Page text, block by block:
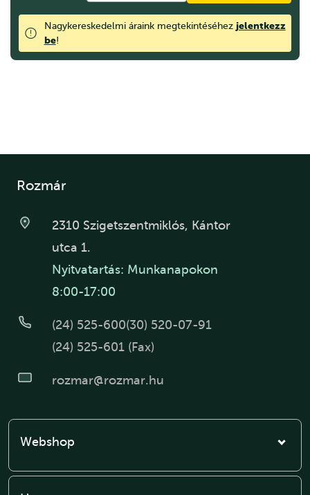
Nagykereskedelmi áraink megtekintéséhez jelentkezz
be!
Rozmár
2310 Szigetszentmiklós, Kántor
utca 1.
Nyitvatartás: Munkanapokon
8:00-17:00
(24) 525-600(30) 520-07-91
(24) 525-601 (Fax)
rozmar@rozmar.hu
Webshop